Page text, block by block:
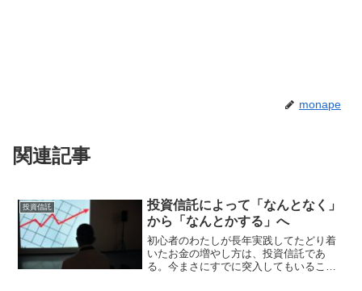
monape
関連記事
投資信託
投資信託によって「なんとなく」
から「なんとかする」へ
初心者のわたしが長年実践してたどり着
いたお金の増やし方は、投資信託であ
る。今まさにすでに突入してもいるこれ